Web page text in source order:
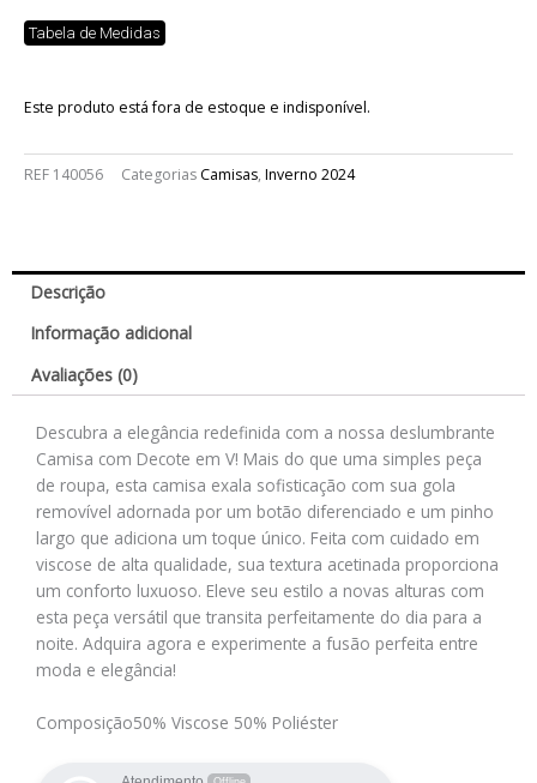
Tabela de Medidas
Este produto está fora de estoque e indisponível.
REF 140056 Categorias Camisas, Inverno 2024
Descrição
Informação adicional
Avaliações (0)
Descubra a elegância redefinida com a nossa deslumbrante
Camisa com Decote em V! Mais do que uma simples peça
de roupa, esta camisa exala sofisticação com sua gola
removível adornada por um botão diferenciado e um pinho
largo que adiciona um toque único. Feita com cuidado em
viscose de alta qualidade, sua textura acetinada proporciona
um conforto luxuoso. Eleve seu estilo a novas alturas com
esta peça versátil que transita perfeitamente do dia para a
noite. Adquira agora e experimente a fusão perfeita entre
moda e elegância!
Composição50% Viscose 50% Poliéster